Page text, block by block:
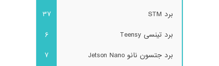
برد STM
37
برد تینسی Teensy
6
برد جتسون نانو Jetson Nano
7